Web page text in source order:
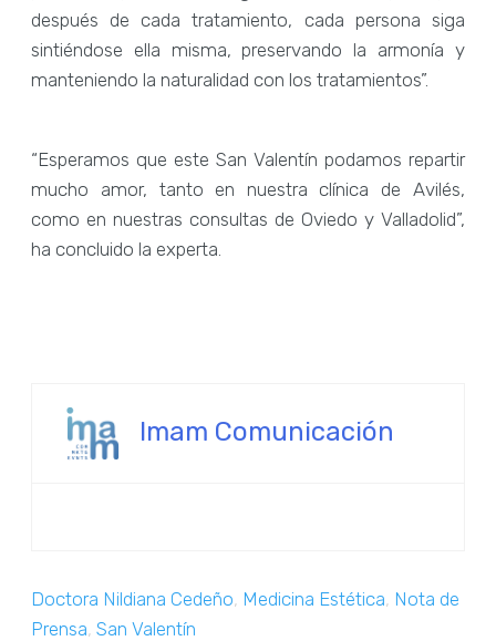
después de cada tratamiento, cada persona siga
sintiéndose ella misma, preservando la armonía y
manteniendo la naturalidad con los tratamientos”.
“Esperamos que este San Valentín podamos repartir
mucho amor, tanto en nuestra clínica de Avilés,
como en nuestras consultas de Oviedo y Valladolid”,
ha concluido la experta.
Imam Comunicación
Doctora Nildiana Cedeño, Medicina Estética, Nota de
Prensa,San Valentín